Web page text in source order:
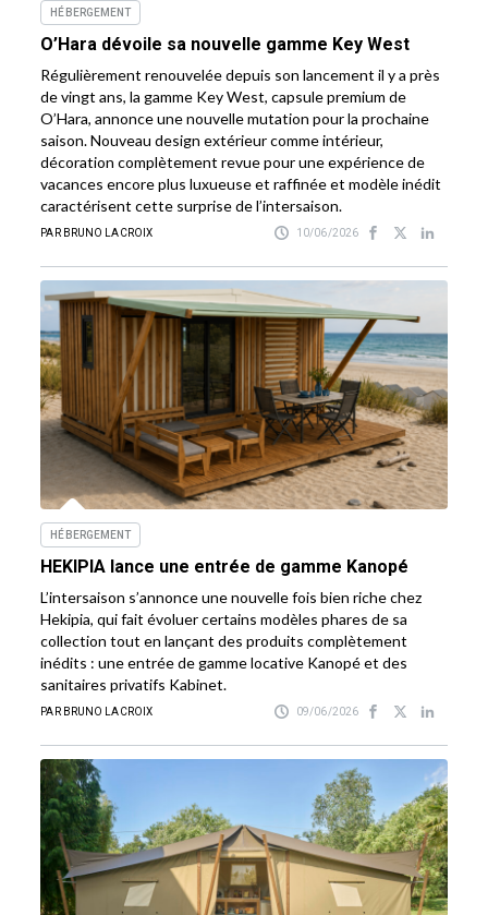
HÉBERGEMENT
O’Hara dévoile sa nouvelle gamme Key West
Régulièrement renouvelée depuis son lancement il y a près
de vingt ans, la gamme Key West, capsule premium de
O’Hara, annonce une nouvelle mutation pour la prochaine
saison. Nouveau design extérieur comme intérieur,
décoration complètement revue pour une expérience de
vacances encore plus luxueuse et raffinée et modèle inédit
caractérisent cette surprise de l’intersaison.
PAR BRUNO LACROIX 10/06/2026
HÉBERGEMENT
HEKIPIA lance une entrée de gamme Kanopé
L’intersaison s’annonce une nouvelle fois bien riche chez
Hekipia, qui fait évoluer certains modèles phares de sa
collection tout en lançant des produits complètement
inédits : une entrée de gamme locative Kanopé et des
sanitaires privatifs Kabinet.
PAR BRUNO LACROIX 09/06/2026